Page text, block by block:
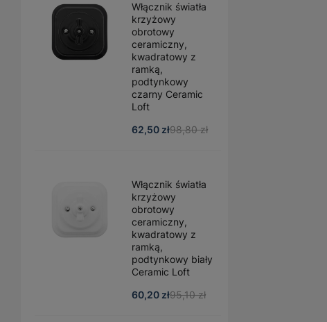
Włącznik światła
krzyżowy
obrotowy
ceramiczny,
kwadratowy z
ramką,
podtynkowy
czarny Ceramic
Loft
62,50 zł98,80 zł
Włącznik światła
krzyżowy
obrotowy
ceramiczny,
kwadratowy z
ramką,
podtynkowy biały
Ceramic Loft
60,20 zł95,10 zł